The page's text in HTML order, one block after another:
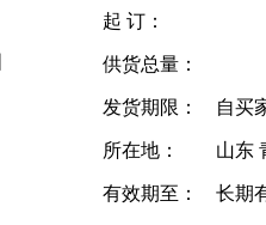
起 订：
供货总量：
发货期限： 自买
所在地： 山东
有效期至： 长期